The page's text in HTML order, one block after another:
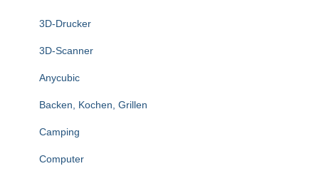
3D-Drucker
3D-Scanner
Anycubic
Backen, Kochen, Grillen
Camping
Computer